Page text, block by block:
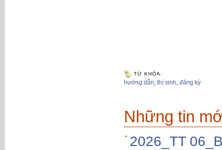
TỪ KHÓA:
hướng dẫn, thí sinh, đăng ký
Những tin
2026_TT